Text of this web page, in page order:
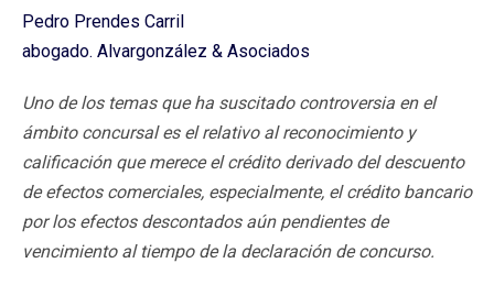
Pedro Prendes Carril
abogado. Alvargonzález & Asociados
Uno de los temas que ha suscitado controversia en el
ámbito concursal es el relativo al reconocimiento y
calificación que merece el crédito derivado del descuento
de efectos comerciales, especialmente, el crédito bancario
por los efectos descontados aún pendientes de
vencimiento al tiempo de la declaración de concurso.